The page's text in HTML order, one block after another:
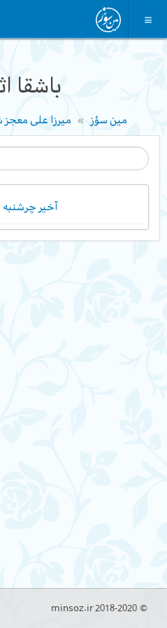
باشقا
مین سؤز میرزا علی
آخیر
© minsoz.ir 2018-2020